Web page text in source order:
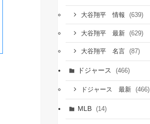
大谷翔平 情報 (639)
大谷翔平 最新 (629)
大谷翔平 名言 (87)
ドジャース (466)
ドジャース 最新 (466)
MLB (14)